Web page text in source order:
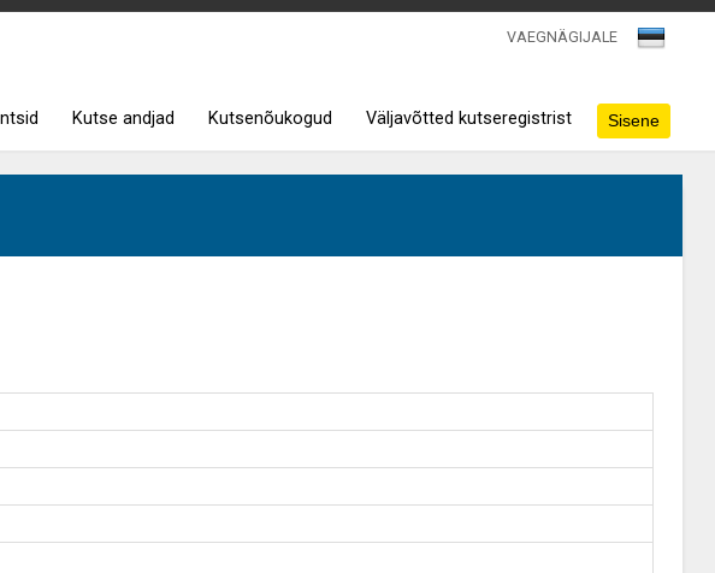
VAEGNÄGIJALE
Kutse andjad Kutsenõukogud Väljavõtted kutseregistrist